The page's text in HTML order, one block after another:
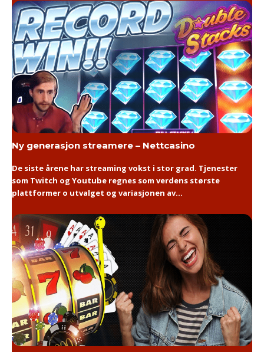
Ny generasjon streamere – Nettcasino
De siste årene har streaming vokst i stor grad. Tjenester
som Twitch og Youtube regnes som verdens største
plattformer o utvalget og variasjonen av...